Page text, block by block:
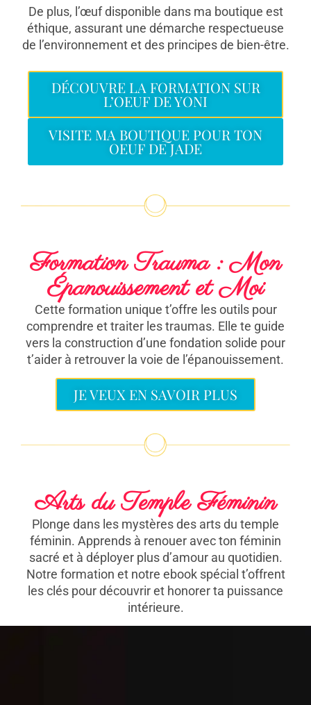
De plus, l’œuf disponible dans ma boutique est
éthique, assurant une démarche respectueuse
de l’environnement et des principes de bien-être.
DÉCOUVRE LA FORMATION SUR
L’OEUF DE YONI
VISITE MA BOUTIQUE POUR TON
OEUF DE JADE
Formation Trauma : Mon
Épanouissement et Moi
Cette formation unique t’offre les outils pour
comprendre et traiter les traumas. Elle te guide
vers la construction d’une fondation solide pour
t’aider à retrouver la voie de l’épanouissement.
JE VEUX EN SAVOIR PLUS
Arts du Temple Féminin
Plonge dans les mystères des arts du temple
féminin. Apprends à renouer avec ton féminin
sacré et à déployer plus d’amour au quotidien.
Notre formation et notre ebook spécial t’offrent
les clés pour découvrir et honorer ta puissance
intérieure.